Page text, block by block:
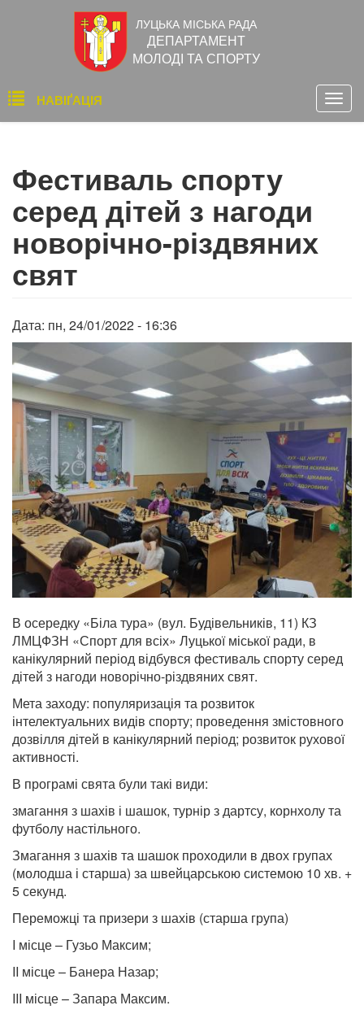
ЛУЦЬКА МІСЬКА РАДА
ДЕПАРТАМЕНТ
МОЛОДІ ТА СПОРТУ
Основна
навіґація
НАВІҐАЦІЯ
Фестиваль спорту
серед дітей з нагоди
новорічно-різдвяних
свят
Дата: пн, 24/01/2022 - 16:36
В осередку «Біла тура» (вул. Будівельників, 11) КЗ
ЛМЦФЗН «Спорт для всіх» Луцької міської ради, в
канікулярний період відбувся фестиваль спорту серед
дітей з нагоди новорічно-різдвяних свят.
Мета заходу: популяризація та розвиток
інтелектуальних видів спорту; проведення змістовного
дозвілля дітей в канікулярний період; розвиток рухової
активності.
В програмі свята були такі види:
змагання з шахів і шашок, турнір з дартсу, корнхолу та
футболу настільного.
Змагання з шахів та шашок проходили в двох групах
(молодша і старша) за швейцарською системою 10 хв. +
5 секунд.
Переможці та призери з шахів (старша група)
I місце – Гузьо Максим;
II місце – Банера Назар;
III місце – Запара Максим.